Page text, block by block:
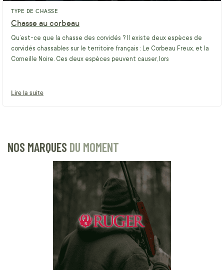
TYPE DE CHASSE
Chasse au corbeau
Qu’est-ce que la chasse des corvidés ? Il existe deux espèces de
corvidés chassables sur le territoire français : Le Corbeau Freux, et la
Corneille Noire. Ces deux espèces peuvent causer, lors
Lire la suite
NOS MARQUES DU MOMENT